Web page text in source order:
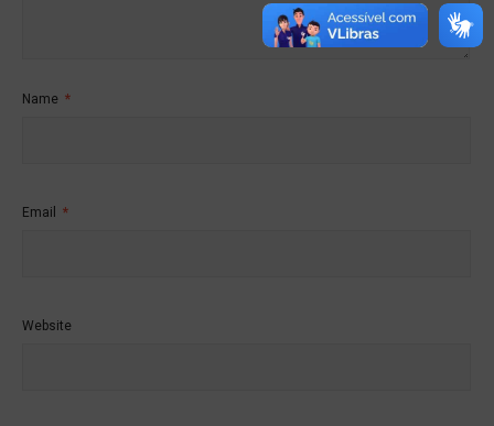
Name *
Email *
Website